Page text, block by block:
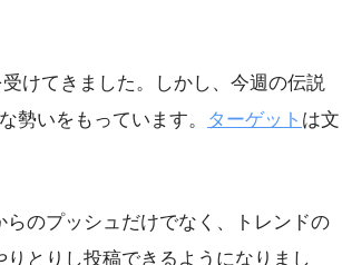
けてきました。しかし、今週の伝説
勢いをもっています。
ターゲット は文
のプッシュだけでなく、トレンドの
とりし投稿できるようになりまし